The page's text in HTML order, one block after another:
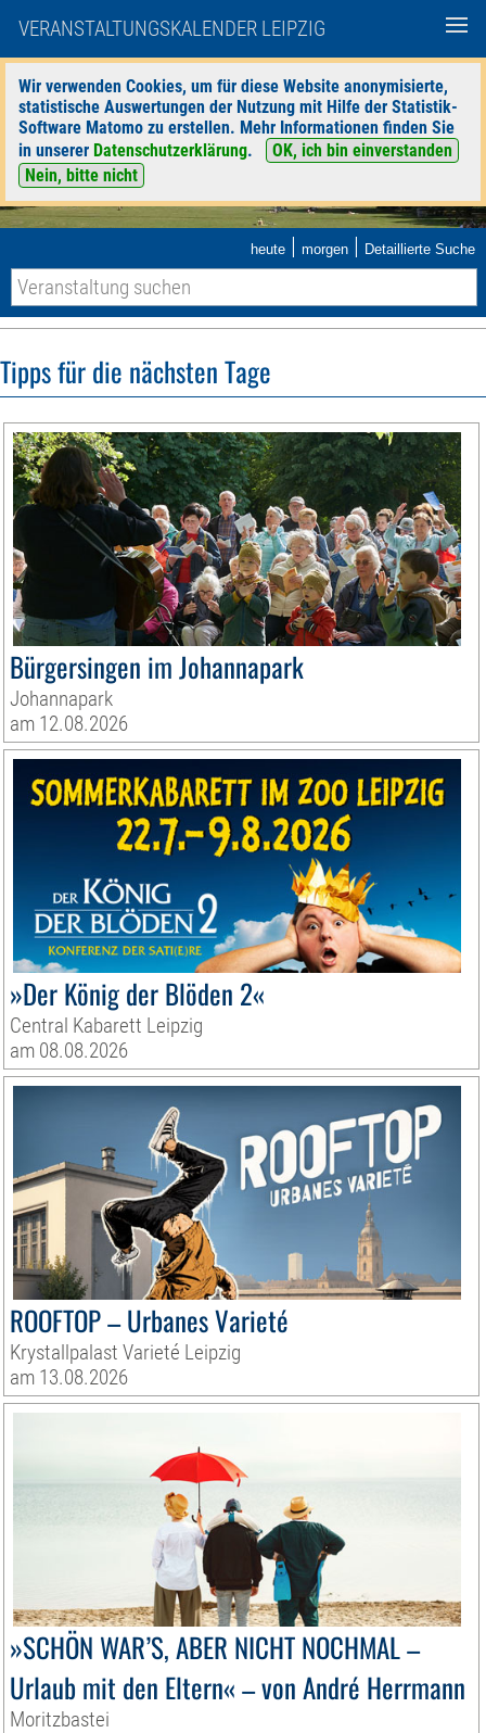
VERANSTALTUNGSKALENDER LEIPZIG
Wir verwenden Cookies, um für diese Website anonymisierte,
statistische Auswertungen der Nutzung mit Hilfe der Statistik-
Software Matomo zu erstellen. Mehr Informationen finden Sie
in unserer Datenschutzerklärung.
OK, ich bin einverstanden
Nein, bitte nicht
heute | morgen | Detaillierte Suche
Tipps für die nächsten Tage
Bürgersingen im Johannapark
Johannapark
am 12.08.2026
»Der König der Blöden 2«
Central Kabarett Leipzig
am 08.08.2026
ROOFTOP – Urbanes Varieté
Krystallpalast Varieté Leipzig
am 13.08.2026
»SCHÖN WAR’S, ABER NICHT NOCHMAL –
Urlaub mit den Eltern« – von André Herrmann
Moritzbastei